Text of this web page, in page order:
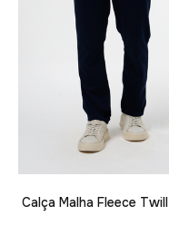
Calça Malha Fleece Twill